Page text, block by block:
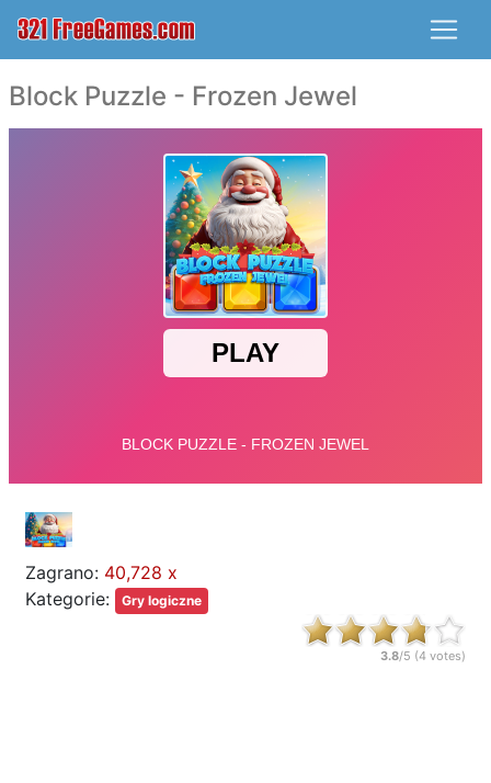
Block Puzzle - Frozen Jewel
Zagrano: 40,728 x
Kategorie:
Gry logiczne
3.8/5 (4 votes)